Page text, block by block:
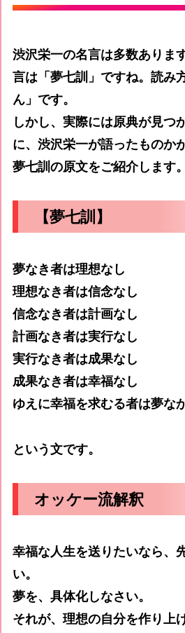
渋沢栄一の名言は多数ありま
言は「夢七訓」ですね。読み
ん」です。
しかし、実際には原典が見つ
に、渋沢栄一が語ったものか
夢七訓の原文をご紹介します。
【夢七訓】
夢なき者は理想なし
理想なき者は信念なし
信念なき者は計画なし
計画なき者は実行なし
実行なき者は成果なし
成果なき者は幸福なし
ゆえに幸福を求むる者は夢な
という文です。
オッケー流解釈
幸福な人生を送りたいなら、
い。
夢を、具体化しなさい。
それが、理想の自分を作り上